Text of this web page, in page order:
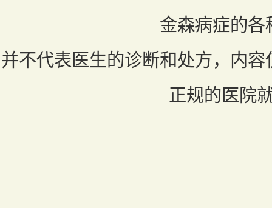
金森病症的各
并不代表医生的诊断和处方，内
正规的医院